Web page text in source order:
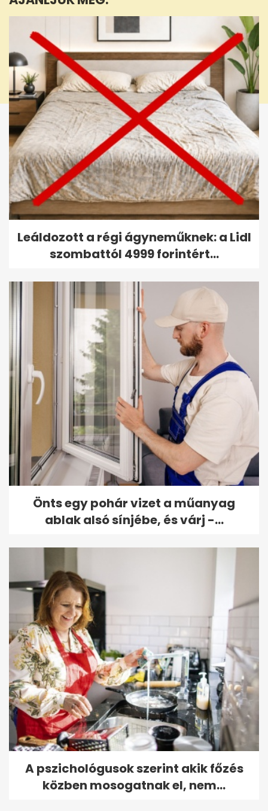
Leáldozott a régi ágyneműknek: a Lidl
szombattól 4999 forintért...
Önts egy pohár vizet a műanyag
ablak alsó sínjébe, és várj -...
A pszichológusok szerint akik főzés
közben mosogatnak el, nem...